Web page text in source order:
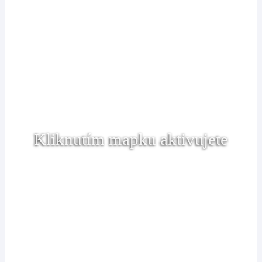
Kliknutím mapku aktivujete